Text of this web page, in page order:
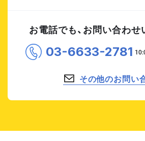
お電話でも、お問い合わ
03-6633-2781
その他のお問い